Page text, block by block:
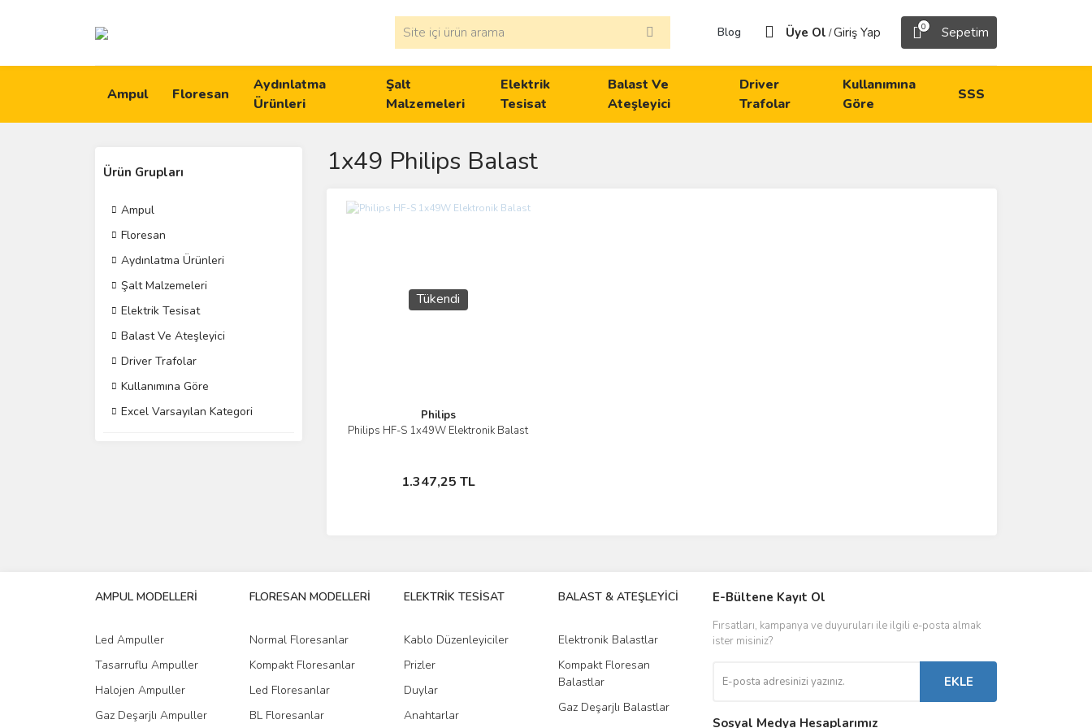
Blog Üye Ol /Giriş Yap 0 Sepetim
Ampul Floresan
Aydınlatma
Ürünleri
Şalt
Malzemeleri
Elektrik
Tesisat
Balast Ve
Ateşleyici
Driver
Trafolar
Kullanımına
Göre
SSS
Ürün Grupları
Ampul
Floresan
Aydınlatma Ürünleri
Şalt Malzemeleri
Elektrik Tesisat
Balast Ve Ateşleyici
Driver Trafolar
Kullanımına Göre
Excel Varsayılan Kategori
1x49 Philips Balast
Tükendi
Philips
Philips HF-S 1x49W Elektronik Balast
1.347,25 TL
İncele
Stokta Yok
AMPUL MODELLERİ
Led Ampuller
Tasarruflu Ampuller
Halojen Ampuller
Gaz Deşarjlı Ampuller
FLORESAN MODELLERİ
Normal Floresanlar
Kompakt Floresanlar
Led Floresanlar
BL Floresanlar
ELEKTRİK TESİSAT
Kablo Düzenleyiciler
Prizler
Duylar
Anahtarlar
BALAST & ATEŞLEYİCİ
Elektronik Balastlar
Kompakt Floresan
Balastlar
Gaz Deşarjlı Balastlar
DRIVER & TRAFO
Led Driverlar
Kontaktörler
Sigorta & Otomatlar
E-Bültene Kayıt Ol
Fırsatları, kampanya ve duyuruları ile ilgili e-posta almak
ister misiniz?
EKLE
Sosyal Medya Hesaplarımız